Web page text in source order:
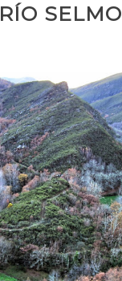
RÍO SELMO